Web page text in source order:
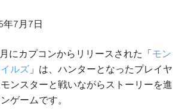
7月7日
にカプコンからリリースされた「モン
ルズ 」は、ハンターとなったプレイヤ
ンスターと戦いながらストーリーを進
ゲームです。